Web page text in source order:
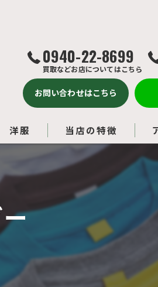
0940-22-8699
買取などお店についてはこちら
お問い合わせはこちら
洋服 当店の特徴
バッグ
ルイヴィトン
アクセサリー
ブランド品